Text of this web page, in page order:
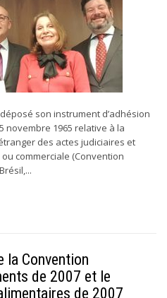
son instrument d’adhésion
novembre 1965 relative à la
des actes judiciaires et
commerciale (Convention
la Convention
de 2007 et le
de 2007